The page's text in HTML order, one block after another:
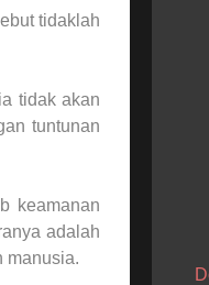
tidaklah
tidak akan
tuntunan
keamanan
adalah
manusia.